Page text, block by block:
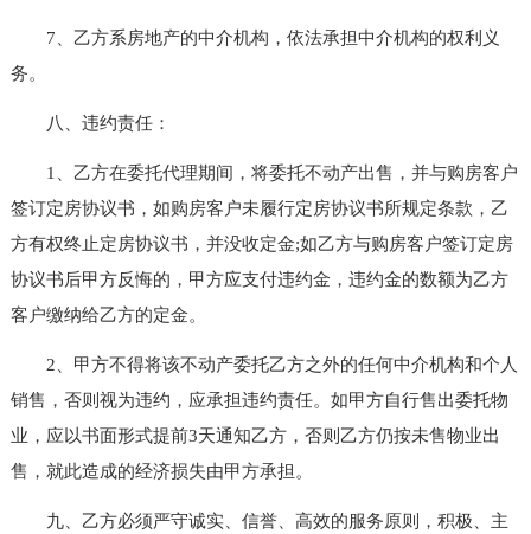
7、乙方系房地产的中介机构，依法承担中介机构的权利义
务。
八、违约责任：
1、乙方在委托代理期间，将委托不动产出售，并与购房客户
签订定房协议书，如购房客户未履行定房协议书所规定条款，乙
方有权终止定房协议书，并没收定金;如乙方与购房客户签订定房
协议书后甲方反悔的，甲方应支付违约金，违约金的数额为乙方
客户缴纳给乙方的定金。
2、甲方不得将该不动产委托乙方之外的任何中介机构和个人
销售，否则视为违约，应承担违约责任。如甲方自行售出委托物
业，应以书面形式提前3天通知乙方，否则乙方仍按未售物业出
售，就此造成的经济损失由甲方承担。
九、乙方必须严守诚实、信誉、高效的服务原则，积极、主